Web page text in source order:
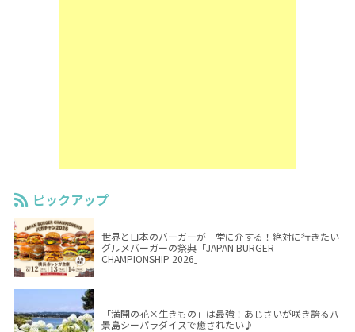
ピックアップ
世界と日本のバーガーが一堂に介する！絶対に行きたい
グルメバーガーの祭典「JAPAN BURGER
CHAMPIONSHIP 2026」
「満開の花×生きもの」は最強！あじさいが咲き誇る八
景島シーパラダイスで癒されたい♪